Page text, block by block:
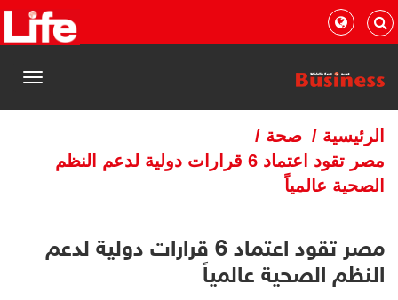
القائمة
الرئيسية / صحة /
مصر تقود اعتماد 6 قرارات دولية لدعم النظم
الصحية عالمياً
مصر تقود اعتماد 6 قرارات دولية لدعم
النظم الصحية عالمياً